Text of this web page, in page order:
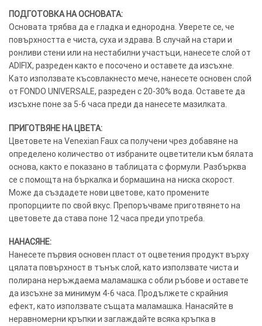
ПОДГОТОВКА НА ОСНОВАТА:
Основата трябва да е гладка и еднородна. Уверете се, че
повърхността е чиста, суха и здрава. В случай на стари и
ронливи стени или на нестабилни участъци, нанесете слой от
ADIFIX, разреден както е посочено и оставете да изсъхне.
Като използвате късовлакнесто мече, нанесете основен слой
от FONDO UNIVERSALE, разреден с 20-30% вода. Оставете да
изсъхне поне за 5-6 часа преди да нанесете мазилката.
ПРИГОТВЯНЕ НА ЦВЕТА:
Цветовете на Venexian Faux са получени чрез добавяне на
определено количество от избраните оцветители към бялата
основа, както е показано в таблицата с формули. Разбърква
се с помощта на бъркалка и бормашина на ниска скорост.
Може да създадете нови цветове, като промените
пропорциите по свой вкус. Препоръчваме приготвянето на
цветовете да става поне 12 часа преди употреба.
НАНАСЯНЕ:
Нанесете първия основен пласт от оцветения продукт върху
цялата повърхност в тънък слой, като използвате чиста и
полирана неръждаема маламашка с обли ръбове и оставете
да изсъхне за минимум 4-6 часа. Продължете с крайния
ефект, като използвате същата маламашка. Нанасяйте в
неравномерни кръпки и заглаждайте всяка кръпка в